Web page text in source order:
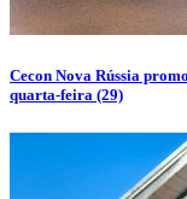
Cecon Nova Rússia
quarta-feira (29)